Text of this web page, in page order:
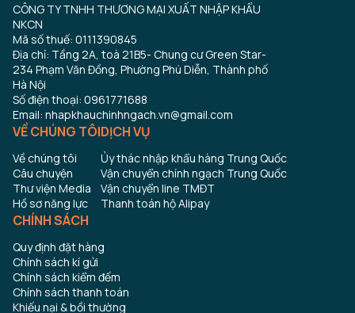
CÔNG TY TNHH THƯƠNG MẠI XUẤT NHẬP KHẨU
NKCN
Mã số thuế: 0111390845
Địa chỉ: Tầng 2A, toà 21B5- Chung cư Green Star-
234 Phạm Văn Đồng, Phường Phú Diễn, Thành phố
Hà Nội
Số điện thoại: 0961771688
Email: nhapkhauchinhngach.vn@gmail.com
VỀ CHÚNG TÔI
Về chúng tôi
Câu chuyện
Thư viện Media
Hồ sơ năng lực
DỊCH VỤ
Ủy thác nhập khẩu hàng Trung Quốc
Vận chuyển chính ngạch Trung Quốc
Vận chuyển line TMĐT
Thanh toán hộ Alipay
CHÍNH SÁCH
Quy định đặt hàng
Chính sách kí gửi
Chính sách kiểm đếm
Chính sách thanh toán
Khiếu nại & bồi thường